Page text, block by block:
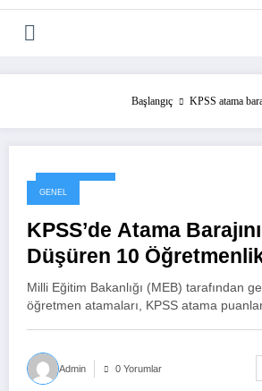
Başlangıç KPSS atama
8 Aralık 2025
GENEL
KPSS’de Atama
Düşüren 10
Belli Oldu: Özel Eğitim
Milli Eğitim Bakanlığı (MEB) tarafından
öğretmen atamaları, KPSS atama
Admin 0 Yorumlar